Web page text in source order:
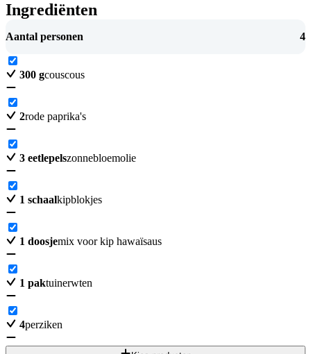
Ingrediënten
Aantal personen 4
300 gcouscous
2rode paprika's
3 eetlepelszonnebloemolie
1 schaalkipblokjes
1 doosjemix voor kip hawaïsaus
1 paktuinerwten
4perziken